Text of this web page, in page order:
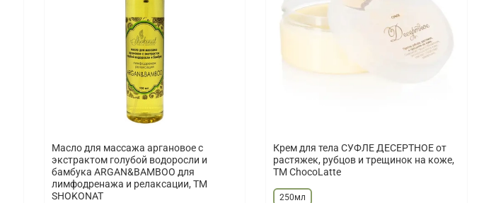
Масло для массажа аргановое с
экстрактом голубой водоросли и
бамбука ARGAN&BAMBOO для
лимфодренажа и релаксации, ТМ
SHOKONAT
Крем для тела СУФЛЕ ДЕСЕРТНОЕ от
растяжек, рубцов и трещинок на коже,
TM ChocoLatte
250мл